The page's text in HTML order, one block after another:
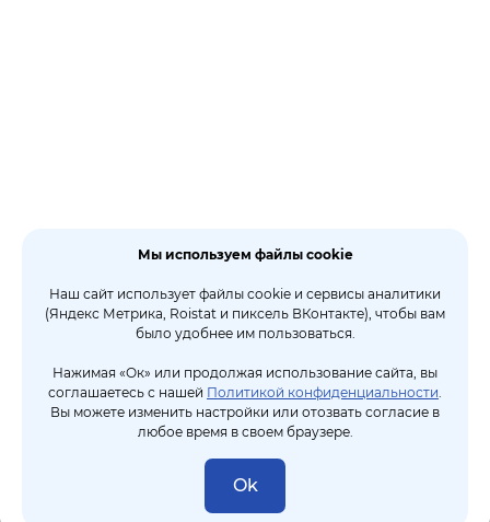
Мы используем файлы cookie
Наш сайт использует файлы cookie и сервисы аналитики
(Яндекс Метрика, Roistat и пиксель ВКонтакте), чтобы вам
было удобнее им пользоваться.
Нажимая «Ок» или продолжая использование сайта, вы
соглашаетесь с нашей Политикой конфиденциальности.
Вы можете изменить настройки или отозвать согласие в
любое время в своем браузере.
Ok